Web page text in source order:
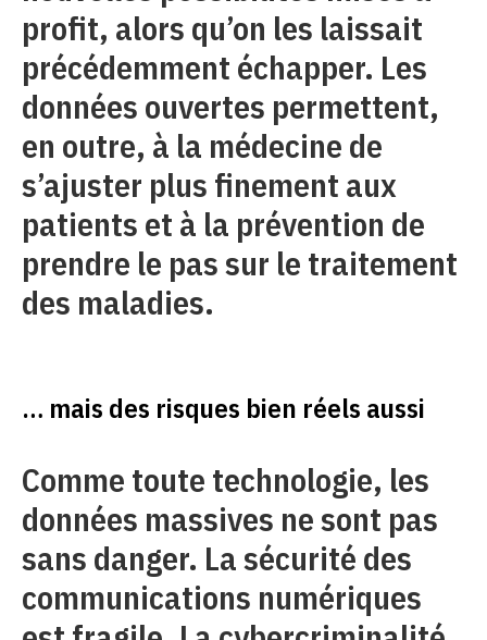
profit, alors qu’on les laissait
précédemment échapper. Les
données ouvertes permettent,
en outre, à la médecine de
s’ajuster plus finement aux
patients et à la prévention de
prendre le pas sur le traitement
des maladies.
… mais des risques bien réels aussi
Comme toute technologie, les
données massives ne sont pas
sans danger. La sécurité des
communications numériques